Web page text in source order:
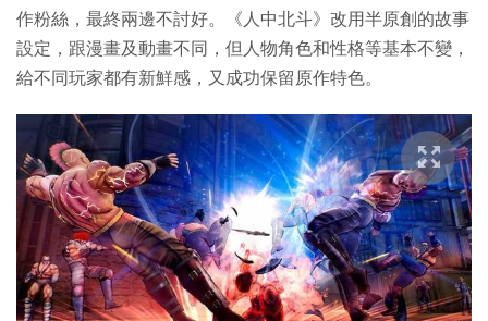
作粉絲，最終兩邊不討好。《人中北斗》改用半原創的故事
設定，跟漫畫及動畫不同，但人物角色和性格等基本不變，
給不同玩家都有新鮮感，又成功保留原作特色。